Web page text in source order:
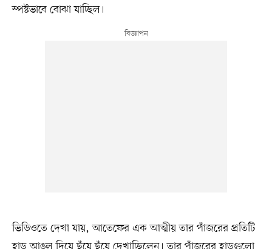
স্পষ্টভাবে বোঝা যাচ্ছিল।
ভিডিওতে দেখা যায়, আতেফের এক আত্মীয় তার পাঁজরের প্রতিটি